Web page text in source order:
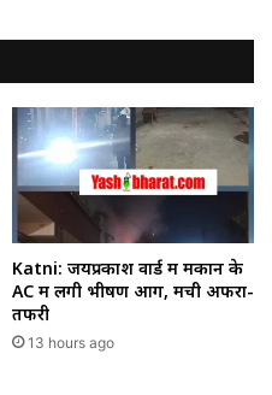
Katni: जयप्रकाश वार्ड में मकान के
AC में लगी भीषण आग, मची अफरा-
तफरी
13 hours ago